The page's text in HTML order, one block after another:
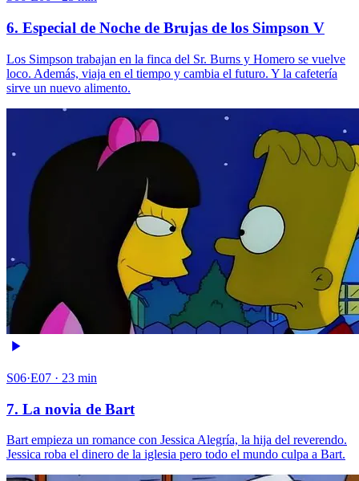
6. Especial de Noche de Brujas de los Simpson V
Los Simpson trabajan en la finca del Sr. Burns y Homero se vuelve
loco. Además, viaja en el tiempo y cambia el futuro. Y la cafetería
sirve un nuevo alimento.
S06·E07 · 23 min
7. La novia de Bart
Bart empieza un romance con Jessica Alegría, la hija del reverendo.
Jessica roba el dinero de la iglesia pero todo el mundo culpa a Bart.